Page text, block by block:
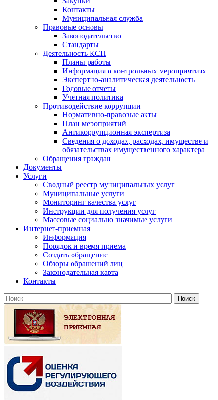
Контакты
Муниципальная служба
Правовые основы
Законодательство
Стандарты
Деятельность КСП
Планы работы
Информация о контрольных мероприятиях
Экспертно-аналитическая деятельность
Годовые отчеты
Учетная политика
Противодействие коррупции
Нормативно-правовые акты
План мероприятий
Антикоррупционная экспертиза
Сведения о доходах, расходах, имуществе и
обязательствах имущественного характера
Обращения граждан
Документы
Услуги
Сводный реестр муниципальных услуг
Муниципальные услуги
Мониторинг качества услуг
Инструкции для получения услуг
Массовые социально значимые услуги
Интернет-приемная
Информация
Порядок и время приема
Создать обращение
Обзоры обращений лиц
Законодательная карта
Контакты